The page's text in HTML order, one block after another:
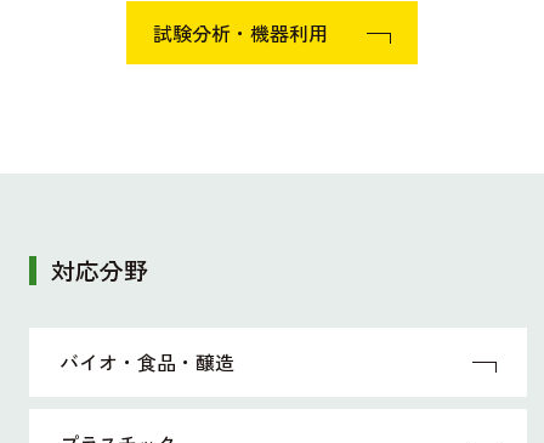
試験分析・機器利用
対応分野
バイオ・食品・醸造